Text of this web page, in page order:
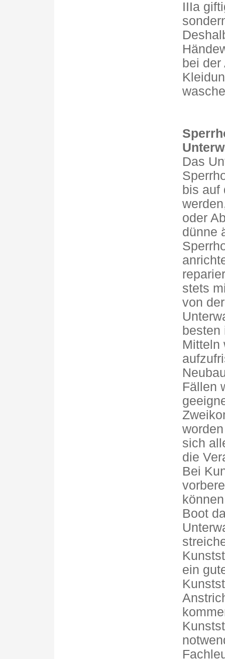
IIIa
bei
Das
bis auf
oder
dünne
stets
von
besten
Mitteln
Fällen
sich
die
Bei
Boot
ein